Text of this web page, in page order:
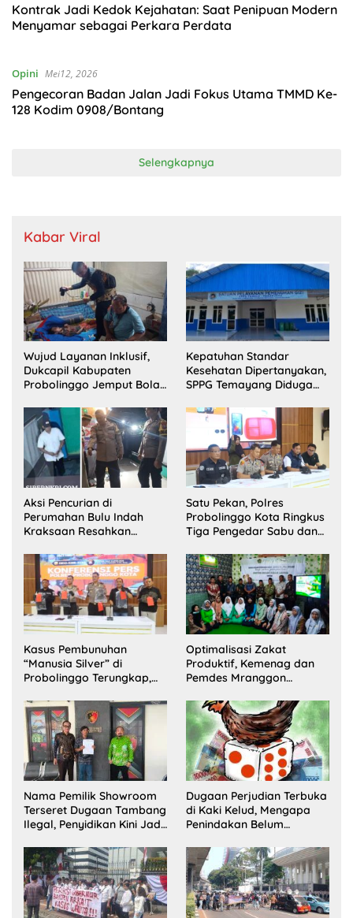
Kontrak Jadi Kedok Kejahatan: Saat Penipuan Modern
Menyamar sebagai Perkara Perdata
Opini Mei12, 2026
Pengecoran Badan Jalan Jadi Fokus Utama TMMD Ke-
128 Kodim 0908/Bontang
Selengkapnya
Kabar Viral
Wujud Layanan Inklusif,
Dukcapil Kabupaten
Probolinggo Jemput Bola
Disabilitas di Dringu
Kepatuhan Standar
Kesehatan Dipertanyakan,
SPPG Temayang Diduga
Aksi Pencurian di
Perumahan Bulu Indah
Kraksaan Resahkan
Satu Pekan, Polres
Probolinggo Kota Ringkus
Tiga Pengedar Sabu dan
Kasus Pembunuhan
“Manusia Silver” di
Probolinggo Terungkap,
Satu Buron
Optimalisasi Zakat
Produktif, Kemenag dan
Pemdes Mranggon
Pelaksana Kampung
Zakat
Nama Pemilik Showroom
Terseret Dugaan Tambang
Ilegal, Penyidikan Kini Jadi
Dugaan Perjudian Terbuka
di Kaki Kelud, Mengapa
Penindakan Belum